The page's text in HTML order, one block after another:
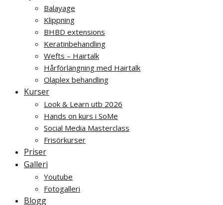
Balayage
Klippning
BHBD extensions
Keratinbehandling
Wefts – Hairtalk
Hårförlängning med Hairtalk
Olaplex behandling
Kurser
Look & Learn utb 2026
Hands on kurs i SoMe
Social Media Masterclass
Frisörkurser
Priser
Galleri
Youtube
Fotogalleri
Blogg